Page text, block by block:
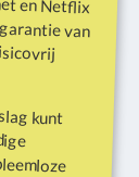
kunt
Hearn